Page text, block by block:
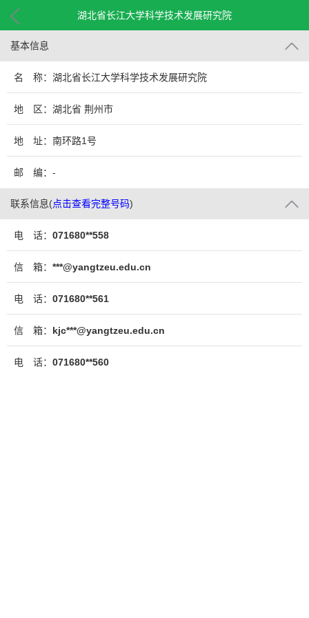
湖北省长江大学科学技术发展研究院
基本信息
名 称：湖北省长江大学科学技术发展研究院
地 区：湖北省 荆州市
地 址：南环路1号
邮 编：-
联系信息(点击查看完整号码)
电 话： 071680**558
信 箱： ***@yangtzeu.edu.cn
电 话： 071680**561
信 箱： kjc***@yangtzeu.edu.cn
电 话： 071680**560